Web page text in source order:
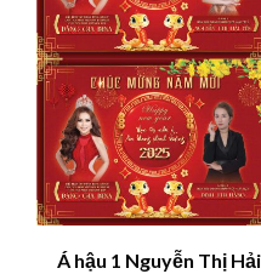
Á hậu 1 Nguyễn Thị